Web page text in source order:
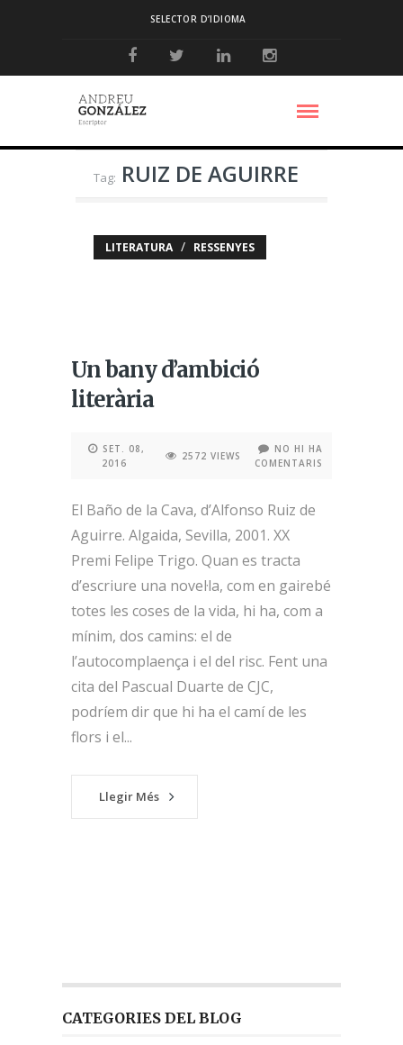
SELECTOR D’IDIOMA
Tag: RUIZ DE AGUIRRE
LITERATURA / RESSENYES
Un bany d’ambició
literària
SET. 08,
2016
2572 VIEWS
NO HI HA
COMENTARIS
El Baño de la Cava, d’Alfonso Ruiz de
Aguirre. Algaida, Sevilla, 2001. XX
Premi Felipe Trigo. Quan es tracta
d’escriure una novel·la, com en gairebé
totes les coses de la vida, hi ha, com a
mínim, dos camins: el de
l’autocomplaença i el del risc. Fent una
cita del Pascual Duarte de CJC,
podríem dir que hi ha el camí de les
flors i el...
Llegir Més
CATEGORIES DEL BLOG